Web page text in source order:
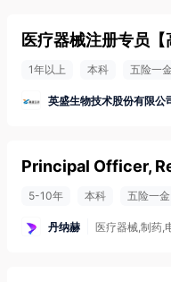
医疗器械注册专员 【
1年以上 本科 五险一金
英盛生物技术股份有限公
5-10年 本科 五险一金
丹纳赫 医疗器械,制药,